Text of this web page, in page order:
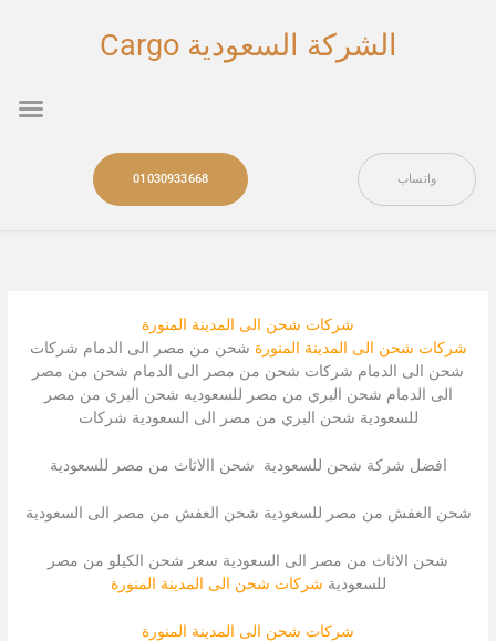
الشركة السعودية Cargo
واتساب 01030933668
شركات شحن الى المدينة المنورة
شركات شحن الى المدينة المنورة شحن من مصر الى الدمام شركات
شحن الى الدمام شركات شحن من مصر الى الدمام شحن من مصر
الى الدمام شحن البري من مصر للسعوديه شحن البري من مصر
للسعودية شحن البري من مصر الى السعودية شركات
افضل شركة شحن للسعودية شحن االاثاث من مصر للسعودية
شحن العفش من مصر للسعودية شحن العفش من مصر الى السعودية
شحن الاثاث من مصر الى السعودية سعر شحن الكيلو من مصر
للسعودية شركات شحن الى المدينة المنورة
شركات شحن الى المدينة المنورة